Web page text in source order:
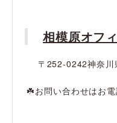
相模原オフ
〒252-0242神奈
☘️お問い合わせはお